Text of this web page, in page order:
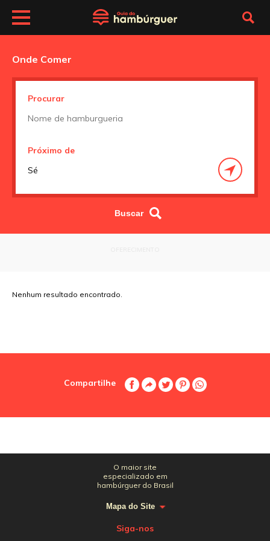
Onde Comer
Procurar
Próximo de
Nenhum resultado encontrado.
Compartilhe
O maior site
especializado em
hambúrguer do Brasil
Mapa do Site
Siga-nos